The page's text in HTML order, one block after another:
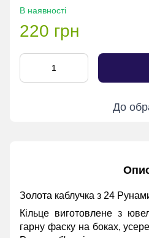
В наявності
220 грн
До
Золота каблучка з 24
Кільце виготовлене з
гарну фаску на боках,